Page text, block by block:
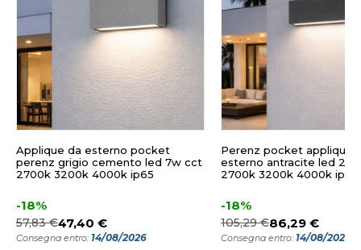
Applique da esterno pocket
perenz grigio cemento led 7w cct
2700k 3200k 4000k ip65
-18%
57,83 €47,40 €
Consegna entro: 14/08/2026
Perenz pocket applique
esterno antracite led
2700k 3200k 4000k ip65
-18%
105,29 €86,29 €
Consegna entro: 14/08/2026